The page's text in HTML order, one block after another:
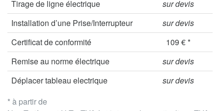
* à partir de
Tirage de ligne électrique
sur devis
Installation d’une Prise/Interrupteur
sur devis
Certificat de conformité
109 € *
Remise au norme électrique
sur devis
Déplacer tableau electrique
sur devis